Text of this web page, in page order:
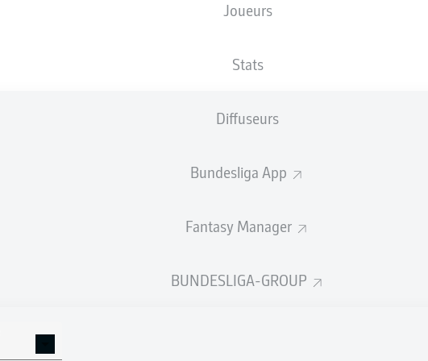
Joueurs
Stats
Diffuseurs
Bundesliga App
Fantasy Manager
BUNDESLIGA-GROUP
XBUTS